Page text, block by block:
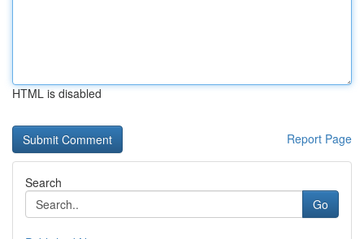
HTML is disabled
Report Page
Search
Go